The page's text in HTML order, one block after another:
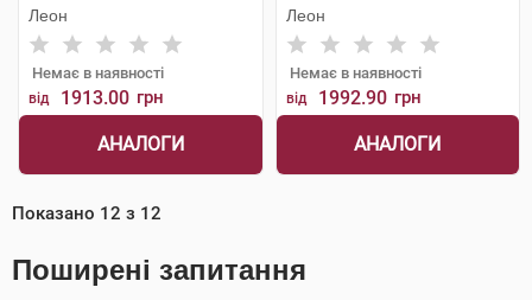
Леон
Немає в наявності
від 1913.00 грн
АНАЛОГИ
Леон
Немає в наявності
від 1992.90 грн
АНАЛОГИ
Показано 12 з 12
Поширені запитання